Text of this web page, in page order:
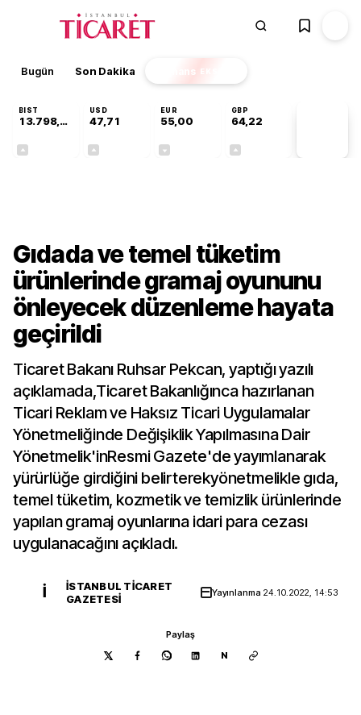
Bugün Son Dakika Finans EKSTRA
BIST
13.798,82
USD
47,71
EUR
55,00
GBP
64,22
Gıdada ve temel tüketim
ürünlerinde gramaj oyununu
önleyecek düzenleme hayata
geçirildi
Ticaret Bakanı Ruhsar Pekcan, yaptığı yazılı
açıklamada,Ticaret Bakanlığınca hazırlanan
Ticari Reklam ve Haksız Ticari Uygulamalar
Yönetmeliğinde Değişiklik Yapılmasına Dair
Yönetmelik'inResmi Gazete'de yayımlanarak
yürürlüğe girdiğini belirterekyönetmelikle gıda,
temel tüketim, kozmetik ve temizlik ürünlerinde
yapılan gramaj oyunlarına idari para cezası
uygulanacağını açıkladı.
İ
İSTANBUL TICARET
GAZETESI
Yayınlanma 24.10.2022, 14:53
Paylaş
N